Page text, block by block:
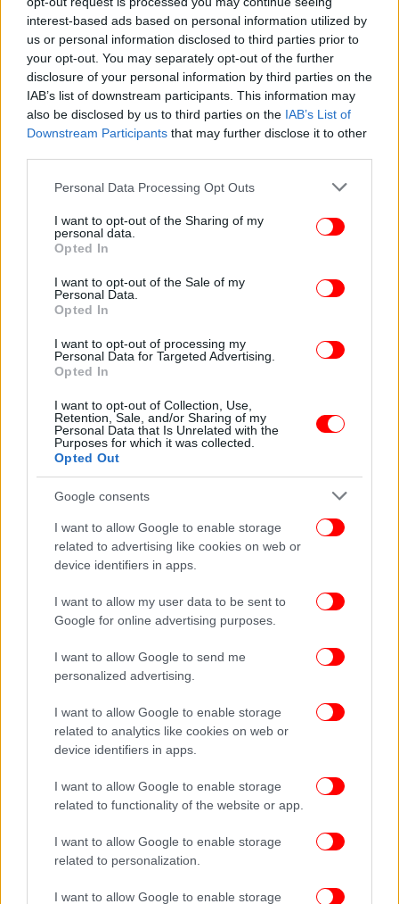
interest-based ads based on personal information utilized by
us or personal information disclosed to third parties prior to
your opt-out. You may separately opt-out of the further
disclosure of your personal information by third parties on the
IAB’s list of downstream participants. This information may
also be disclosed by us to third parties on the IAB’s List of
Downstream Participants that may further disclose it to other
Please note that this website/app uses one or more Google
not limited to your visit or usage behaviour. You may click to
grant or deny consent to Google and its third-party tags to
use your data for below specified purposes in below Google
consent section.
Personal Data Processing Opt Outs
I want to opt-out of the Sharing of my
personal data.
Opted In
I want to opt-out of the Sale of my
Personal Data.
Opted In
I want to opt-out of processing my
Personal Data for Targeted Advertising.
Opted In
I want to opt-out of Collection, Use,
Retention, Sale, and/or Sharing of my
Personal Data that Is Unrelated with the
Purposes for which it was collected.
Opted Out
Google consents
I want to allow Google to enable storage
related to advertising like cookies on web or
device identifiers in apps.
I want to allow my user data to be sent to
Google for online advertising purposes.
I want to allow Google to send me
personalized advertising.
I want to allow Google to enable storage
related to analytics like cookies on web or
device identifiers in apps.
I want to allow Google to enable storage
related to functionality of the website or app.
I want to allow Google to enable storage
related to personalization.
I want to allow Google to enable storage
Τέλος, ο κ. Σκουρλέτης επιβεβαίωσε ότι έγινε
πανελλαδική σύσκεψη ανθρώπων που βρίσκονται
στο κλίμα της «Ομπρέλας», στην οποία εκφράστηκε
κραυγή αγωνίας για τη ριζοσπαστική Αριστερά.
Επίσης, είπε ότι τις δύο ημέρες η συμμετοχή
«Kατατέθηκε η αγωνία για την προοπτική του
τόπου. Αν έβαζα τίτλο, θα ήταν "Κραυγή αγωνίας
για τη ριζοσπαστική και ανανεωτική Αριστερά"»,
είπε χαρακτηριστικά αναφερόμενος στη σύσκεψη
της «Ομπρέλας».
«Εκείνο που οι περισσότεροι συμφώνησαν ήταν ότι
πρέπει να συγκληθούν τα όργανα, πρέπει να γίνει
το συνέδριο στην ώρα του και μέσα από ψύχραιμη
θεώρηση προέκυψε το ερώτημα ποιο είναι το
μέλλον αυτού του χώρου. Υπάρχουν δημόσιες
τοποθετήσεις για έναν μετασχηματισμό -λέγεται-
ήταν κανενός εντολή και ούτε το συμφωνήσαμε
πριν από έναν χρόνο», υποστήριξε ο Πάνος
Σκουρλέτης.